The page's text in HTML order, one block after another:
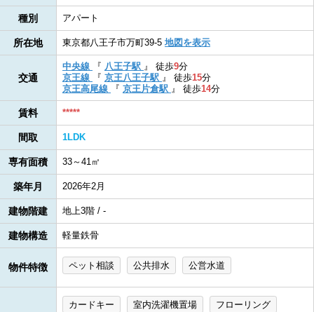
種別 アパート
所在地 東京都八王子市万町39-5 地図を表示
交通
中央線 『 八王子駅 』 徒歩9分
京王線
『 京王八王子駅 』 徒歩15分
京王高尾線
『 京王片倉駅 』 徒歩14分
賃料 *****
間取 1LDK
専有面積 33～41㎡
築年月 2026年2月
建物階建 地上3階 / -
建物構造 軽量鉄骨
物件特徴 ペット相談 公共排水 公営水道
カードキー 室内洗濯機置場
フローリング